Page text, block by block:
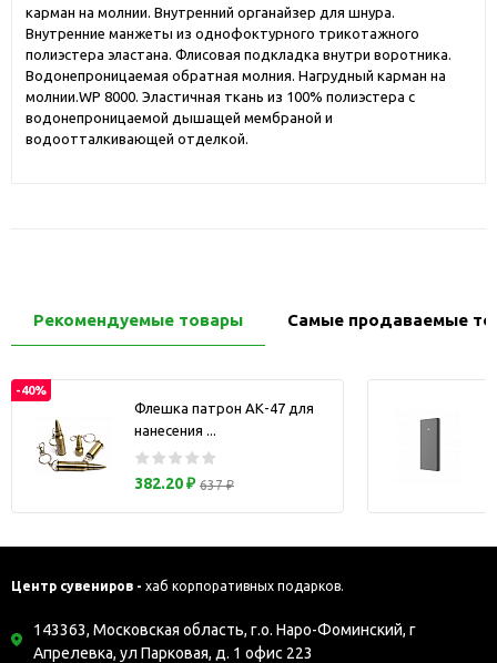
карман на молнии. Внутренний органайзер для шнура.
Внутренние манжеты из однофоктурного трикотажного
полиэстера эластана. Флисовая подкладка внутри воротника.
Водонепроницаемая обратная молния. Нагрудный карман на
молнии.WP 8000. Эластичная ткань из 100% полиэстера с
водонепроницаемой дышащей мембраной и
водоотталкивающей отделкой.
Рекомендуемые товары Самые продаваемые
-40%
Флешка патрон АК-47 для
нанесения ...
382.20 ₽ 637 ₽
Центр сувениров - хаб корпоративных подарков.
143363, Московская область, г.о. Наро-Фоминский, г
Апрелевка, ул Парковая, д. 1 офис 223